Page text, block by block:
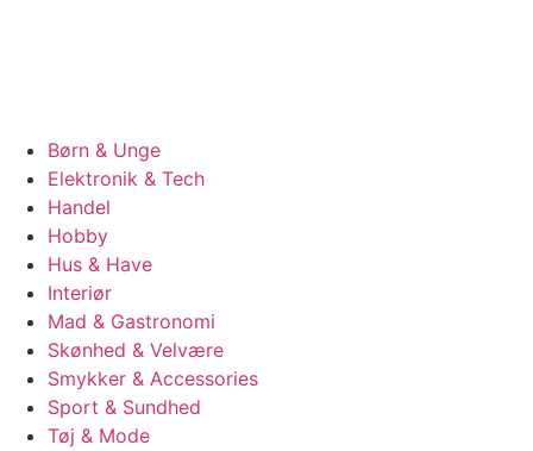
Børn & Unge
Elektronik & Tech
Handel
Hobby
Hus & Have
Interiør
Mad & Gastronomi
Skønhed & Velvære
Smykker & Accessories
Sport & Sundhed
Tøj & Mode